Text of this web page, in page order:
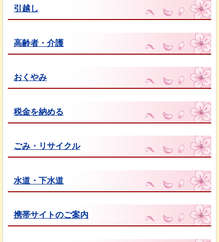
引越し
高齢者・介護
おくやみ
税金を納める
ごみ・リサイクル
水道・下水道
携帯サイトのご案内